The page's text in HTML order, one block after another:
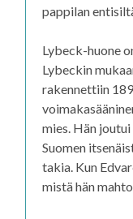
pappilan
Lybeck-huone
Lybeckin
rakennettiin
mies. Hän
Suomen
takia. Kun
mistä hän